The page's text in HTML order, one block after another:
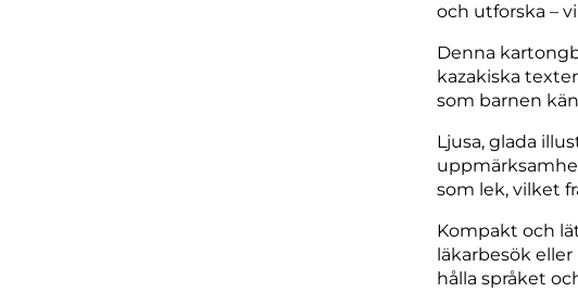
och utforska –
Denna
kazakiska
som barnen
Ljusa, glada
som lek, vilket
Kompakt och
läkarbesök
hålla språket